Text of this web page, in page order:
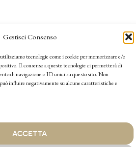
Gestisci Consenso
tecnologie come i cookie per memorizzare e/o
Il consenso a queste tecnologie ci permetterà di
di navigazione o ID unici su questo sito. Non
influire negativamente su alcune caratteristiche e
ACCETTA
/ via Trieste 43/A - 35131 Padova